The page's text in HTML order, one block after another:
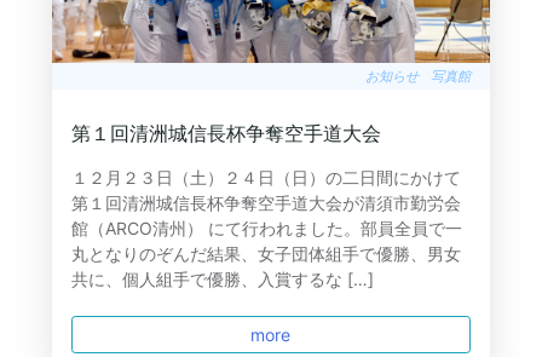
お知らせ 写真館
第１回清洲城信長杯争奪空手道大会
１２月２３日（土）２４日（日）の二日間にかけて
第１回清洲城信長杯争奪空手道大会が清須市勤労会
館（ARCO清州） にて行われました。部員全員で一
丸となりのぞんだ結果、女子団体組手で優勝、男女
共に、個人組手で優勝、入賞するな […]
more